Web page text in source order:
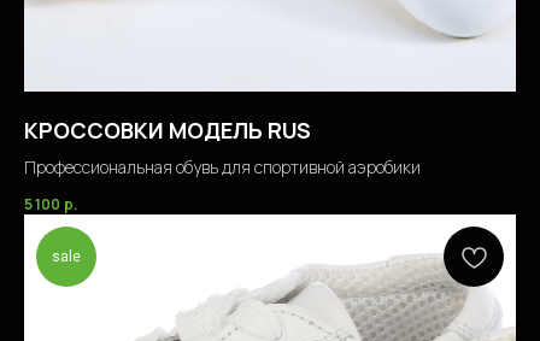
КРОССОВКИ МОДЕЛЬ RUS
Профессиональная обувь для спортивной аэробики
5 100 р.
sale